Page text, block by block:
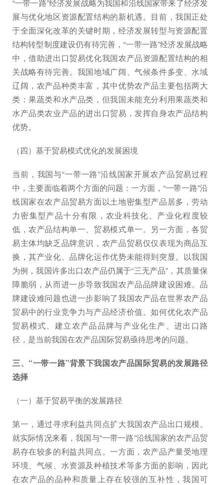
“一带一路”经济发展战略为我国和沿线国家带来了经济发
展与优化地区资源配置结构的新机遇。目前，我国正处
于全面深化改革的关键时期，经济发展转型与资源配置
结构转型制度建设仍有待完善，“一带一路”经济发展战略
中，借助进出口贸易优化我国农产品资源配置结构的相
关战略有待完善。我国地域广阔、气候条件多变、水域
辽阔，农产品种类丰富，其中优势农产品主要包括两大
类：果蔬类和水产品类，但我国未能充分利用果蔬类和
水产品类农业产品的进出口贸易，发挥自身农产品结构
优势。
（四）基于贸易模式优化的发展困境
当前，我国与“一带一路”沿线国家开展农产品贸易过程
中，主要面临着两个方面的问题：一方面，“一带一路”沿
线国家在农产品贸易方面以土地密集型产品居多，劳动
力密集型产品十分有限，农业科技化、产业化程度较
低，农产品结构单一、贸易模式单一。另一方面，各贸
易主体均缺乏品牌意识，农产品贸易仅仅表现为商品互
换，其产业化、品牌化运作优势未能得到突显。以我国
为例，我国许多出口农产品仍属于“三无产品”，其质量保
障脆弱，从而进一步导致我国农产品品牌建设困难。品
牌建设难问题也进一步影响了我国农产品在世界农产品
贸易中的行业竞争力与产品经济价值。如何优化农产品
贸易模式、建立农产品品牌与产业化生产、进出口路
径，是当前我国在农产品国际贸易亟待思考的问题。
三、“一带一路”背景下我国农产品国际贸易的发展路径
选择
（一）基于贸易平衡的发展路径
第一，通过寻求利益共同点扩大我国农产品出口规模。
就实际情况来看，我国与“一带一路”沿线国家的农产品贸
易存在较多的利益共同点。一方面，农产品产量受地理
环境、气候、水资源及种植技术等多方面的影响，因此
在农产品的品种和质量上存在较强的互补性，我国可